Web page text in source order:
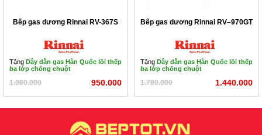
Bếp gas dương Rinnai RV-367S
Tặng Dây dẫn gas Hàn Quốc lõi thếp
ba lớp chống chuột
1.060.000 950.000
Bếp gas dương Rinnai RV–970GT
Tặng Dây dẫn gas Hàn Quốc lõi thếp
ba lớp chống chuột
1.780.000 1.440.000